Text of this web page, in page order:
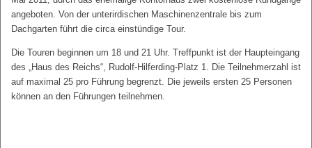
angeboten. Von der unterirdischen Maschinenzentrale bis zum
Dachgarten führt die circa einstündige Tour.
Die Touren beginnen um 18 und 21 Uhr. Treffpunkt ist der Haupteingang
des „Haus des Reichs“, Rudolf-Hilferding-Platz 1. Die Teilnehmerzahl ist
auf maximal 25 pro Führung begrenzt. Die jeweils ersten 25 Personen
können an den Führungen teilnehmen.